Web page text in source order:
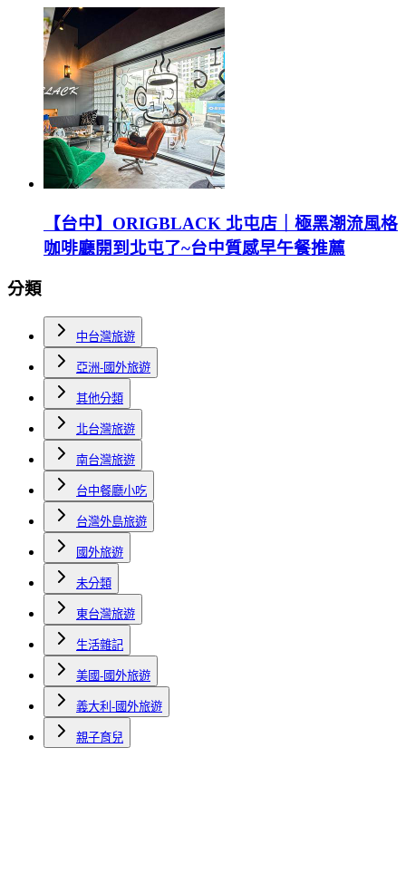
【台中】ORIGBLACK 北屯店｜極黑潮流風格
咖啡廳開到北屯了~台中質感早午餐推薦
分類
中台灣旅遊
亞洲-國外旅遊
其他分類
北台灣旅遊
南台灣旅遊
台中餐廳小吃
台灣外島旅遊
國外旅遊
未分類
東台灣旅遊
生活雜記
美國-國外旅遊
義大利-國外旅遊
親子育兒